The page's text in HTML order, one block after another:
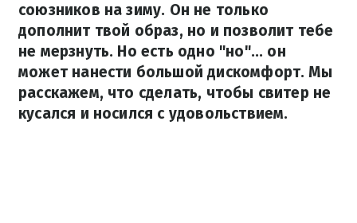
союзников на зиму. Он не только
дополнит твой образ, но и позволит тебе
не мерзнуть. Но есть одно "но"... он
может нанести большой дискомфорт. Мы
расскажем, что сделать, чтобы свитер не
кусался и носился с удовольствием.